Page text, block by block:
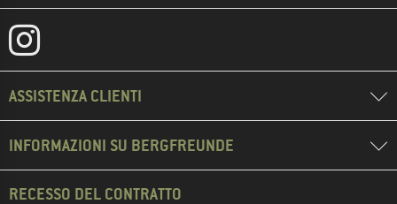
ASSISTENZA CLIENTI
INFORMAZIONI SU BERGFREUNDE
RECESSO DEL CONTRATTO